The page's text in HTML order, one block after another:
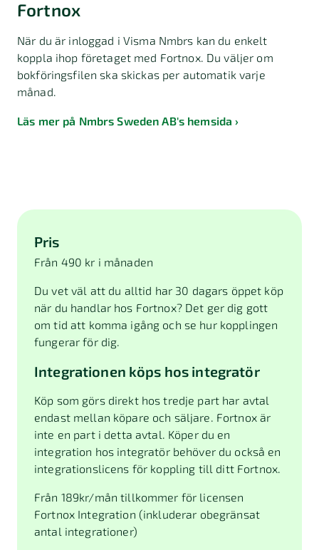
Fortnox
När du är inloggad i Visma Nmbrs kan du enkelt
koppla ihop företaget med Fortnox. Du väljer om
bokföringsfilen ska skickas per automatik varje
månad.
Läs mer på Nmbrs Sweden AB's hemsida
Pris
Från 490 kr i månaden
Du vet väl att du alltid har 30 dagars öppet köp
när du handlar hos Fortnox? Det ger dig gott
om tid att komma igång och se hur kopplingen
fungerar för dig.
Integrationen köps hos integratör
Köp som görs direkt hos tredje part har avtal
endast mellan köpare och säljare. Fortnox är
inte en part i detta avtal. Köper du en
integration hos integratör behöver du också en
integrationslicens för koppling till ditt Fortnox.
Från 189kr/mån tillkommer för licensen
Fortnox Integration (inkluderar obegränsat
antal integrationer)